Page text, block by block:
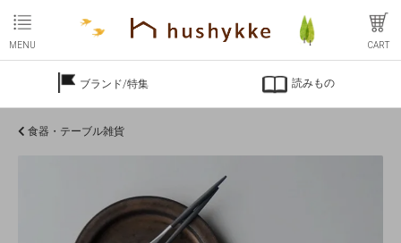
MENU CART
ブランド/特集 読みもの
食器・テーブル雑貨